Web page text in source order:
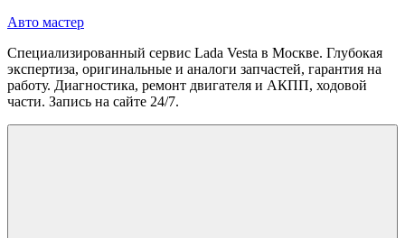
Перейти
содержимому
Авто мастер
Специализированный сервис Lada Vesta в Москве. Глубокая
экспертиза, оригинальные и аналоги запчастей, гарантия на
работу. Диагностика, ремонт двигателя и АКПП, ходовой
части. Запись на сайте 24/7.